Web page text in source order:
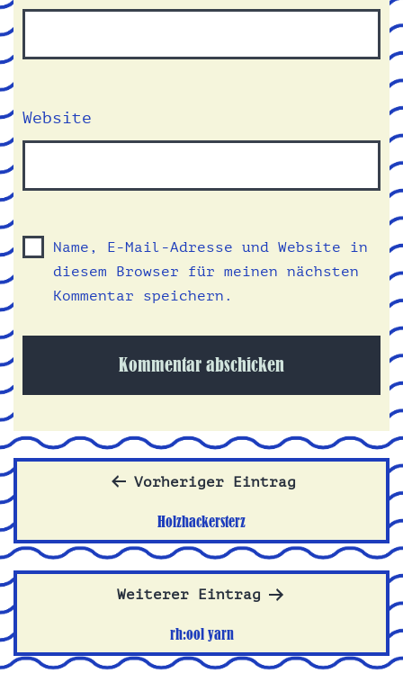
Website
Name, E-Mail-Adresse und Website in
diesem Browser für meinen nächsten
Kommentar speichern.
Beitragsnavigation
Vorheriger Eintrag
Holzhackersterz
Weiterer Eintrag
rh:ool yarn